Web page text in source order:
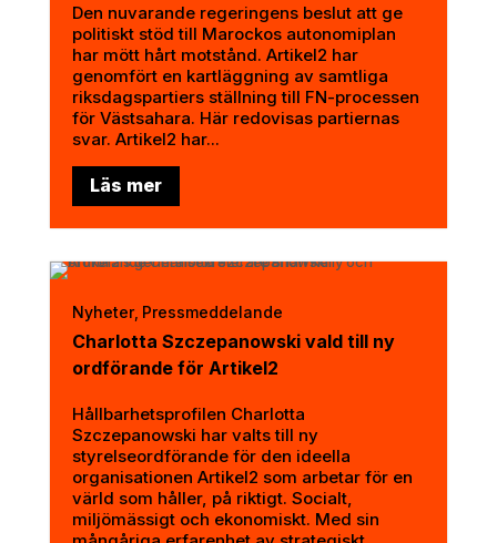
Den nuvarande regeringens beslut att ge
politiskt stöd till Marockos autonomiplan
har mött hårt motstånd. Artikel2 har
genomfört en kartläggning av samtliga
riksdagspartiers ställning till FN-processen
för Västsahara. Här redovisas partiernas
svar. Artikel2 har...
Läs mer
Nyheter, Pressmeddelande
Charlotta Szczepanowski vald till ny
ordförande för Artikel2
Hållbarhetsprofilen Charlotta
Szczepanowski har valts till ny
styrelseordförande för den ideella
organisationen Artikel2 som arbetar för en
värld som håller, på riktigt. Socialt,
miljömässigt och ekonomiskt. Med sin